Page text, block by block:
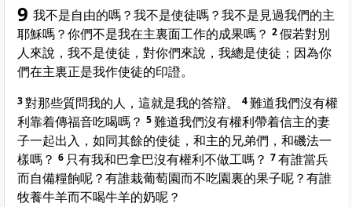
9 我不是自由的嗎？我不是使徒嗎？我不是見過我們的主
耶穌嗎？你們不是我在主裏面工作的成果嗎？ 2假若對別
人來說，我不是使徒，對你們來說，我總是使徒；因為你
們在主裏正是我作使徒的印證。
3對那些質問我的人，這就是我的答辯。 4難道我們沒有權
利靠着傳福音吃喝嗎？ 5難道我們沒有權利帶着信主的妻
子一起出入，如同其餘的使徒，和主的兄弟們，和磯法一
樣嗎？ 6 只有我和巴拿巴沒有權利不做工嗎？ 7有誰當兵
而自備糧餉呢？有誰栽葡萄園而不吃園裏的果子呢？有誰
牧養牛羊而不喝牛羊的奶呢？